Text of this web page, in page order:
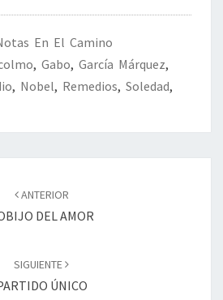
l
p
ar
tir
En El Camino
, Gabo, García Márquez,
, Nobel, Remedios, Soledad,
ANTERIOR
DEL AMOR
SIGUIENTE
ÚNICO